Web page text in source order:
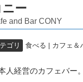
ニー
and Bar CONY
ゴリ 食べる | カフェ＆
人経営のカフェバー。